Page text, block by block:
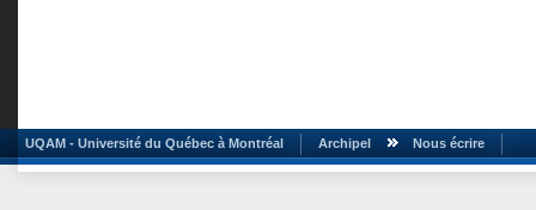
UQAM - Université du Québec à Montréal Archipel Nous écrire